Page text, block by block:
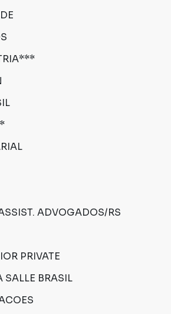
ADVOGADOS/RS
PRIVATE
SALLE BRASIL